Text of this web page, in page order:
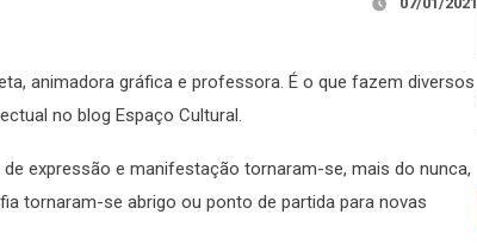
animadora gráfica e professora. É o que fazem diversos
no blog Espaço Cultural.
expressão e manifestação tornaram-se, mais do nunca,
tornaram-se abrigo ou ponto de partida para novas